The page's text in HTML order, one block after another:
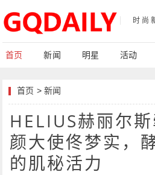
时尚
首页 新闻 明星 活动
首页 >新闻
HELIUS赫丽尔
颜大使佟梦实，
的肌秘活力